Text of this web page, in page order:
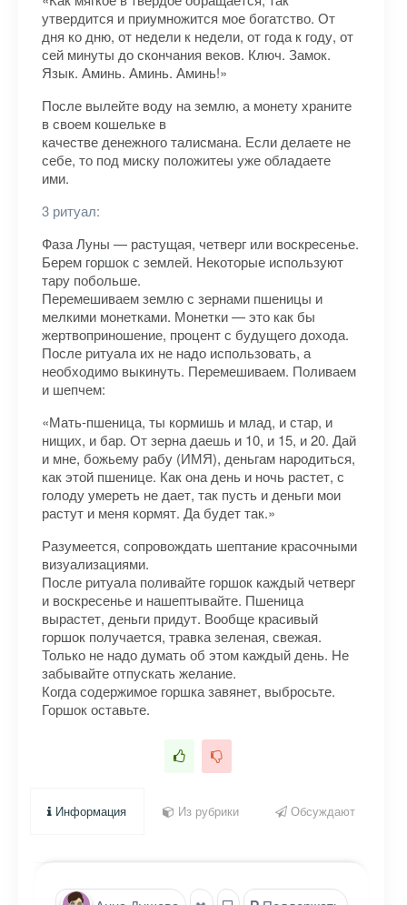
утвердится и приумножится мое богатство. От
дня ко дню, от недели к недели, от года к году, от
сей минуты до скончания веков. Ключ. Замок.
Язык. Аминь. Аминь. Аминь!»
После вылейте воду на землю, а монету храните
в своем кошельке в
качестве денежного талисмана. Если делаете не
себе, то под миску положитеы уже обладаете
ими.
3 ритуал:
Фаза Луны — растущая, четверг или воскресенье.
Берем горшок с землей. Некоторые используют
тару побольше.
Перемешиваем землю с зернами пшеницы и
мелкими монетками. Монетки — это как бы
жертвоприношение, процент с будущего дохода.
После ритуала их не надо использовать, а
необходимо выкинуть. Перемешиваем. Поливаем
и шепчем:
«Мать-пшеница, ты кормишь и млад, и стар, и
нищих, и бар. От зерна даешь и 10, и 15, и 20. Дай
и мне, божьему рабу (ИМЯ), деньгам народиться,
как этой пшенице. Как она день и ночь растет, с
голоду умереть не дает, так пусть и деньги мои
растут и меня кормят. Да будет так.»
Разумеется, сопровождать шептание красочными
визуализациями.
После ритуала поливайте горшок каждый четверг
и воскресенье и нашептывайте. Пшеница
вырастет, деньги придут. Вообще красивый
горшок получается, травка зеленая, свежая.
Только не надо думать об этом каждый день. Не
забывайте отпускать желание.
Когда содержимое горшка завянет, выбросьте.
Горшок оставьте.
Информация Из рубрики Обсуждают